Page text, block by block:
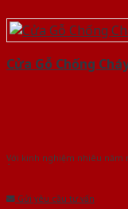
Cửa Gỗ Chống
Với kinh nghiệm nhiêu năm
Gửi yêu cầu tư vấn